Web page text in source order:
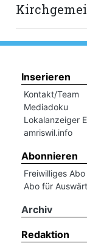
Inserieren
Kontakt/Team
Mediadoku
Lokalanzeiger
amriswil.info
Abonnieren
Freiwilliges Abo
Abo für
Archiv
Redaktion